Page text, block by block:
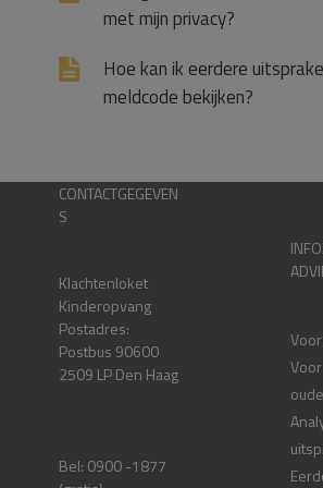
met mijn privacy?
Hoe kan ik eerdere
meldcode bekijken?
CONTACTGEGEVEN
S
Klachtenloket
Kinderopvang
Postadres:
Postbus 90600
2509 LP Den Haag
Bel: 0900 -1877
Voor